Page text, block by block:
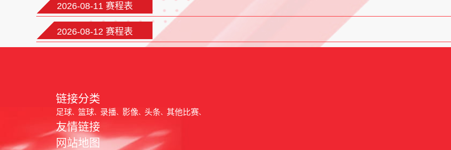
2026-08-11 赛程表
2026-08-12 赛程表
链接分类
足球 篮球 录播 影像 头条 其他比赛
友情链接
网站地图